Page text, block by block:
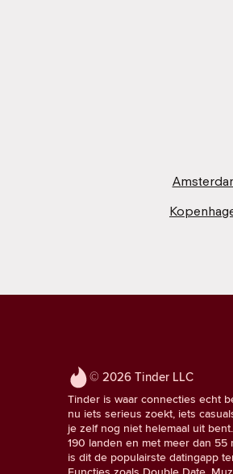
© 2026 Tinder LLC
Tinder is waar connecties echt
nu iets serieus zoekt, iets
je zelf nog niet helemaal uit
190 landen en met meer dan 55
is dit de populairste datingapp